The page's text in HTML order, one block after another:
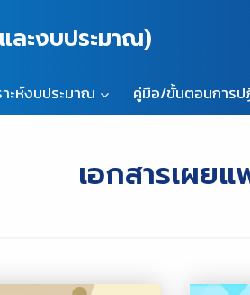
ละงบประมาณ)
ะห์งบประมาณ คู่มือ/ขั้นตอนการ
เอกสารเผยแ